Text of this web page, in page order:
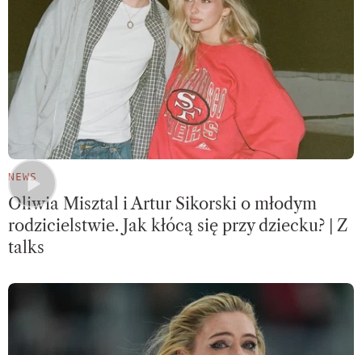
NEWS
Oliwia Misztal i Artur Sikorski o młodym
rodzicielstwie. Jak kłócą się przy dziecku? | Z
talks